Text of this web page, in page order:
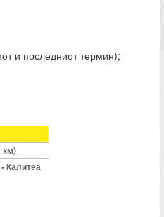
и последниот термин);
км)
Калитеа